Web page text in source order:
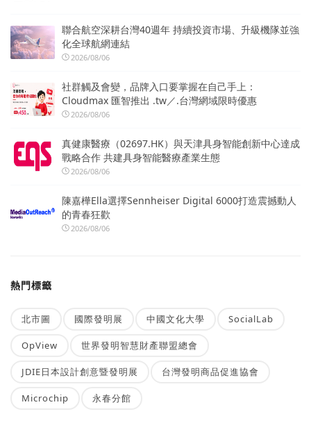
聯合航空深耕台灣40週年 持續投資市場、升級機隊並強
化全球航網連結
2026/08/06
社群觸及會變，品牌入口要掌握在自己手上：
Cloudmax 匯智推出 .tw／.台灣網域限時優惠
2026/08/06
真健康醫療（02697.HK）與天津具身智能創新中心達成
戰略合作 共建具身智能醫療產業生態
2026/08/06
陳嘉樺Ella選擇Sennheiser Digital 6000打造震撼動人
的青春狂歡
2026/08/06
熱門標籤
北市圖 國際發明展 中國文化大學 SocialLab
OpView 世界發明智慧財產聯盟總會
JDIE日本設計創意暨發明展 台灣發明商品促進協會
Microchip 永春分館